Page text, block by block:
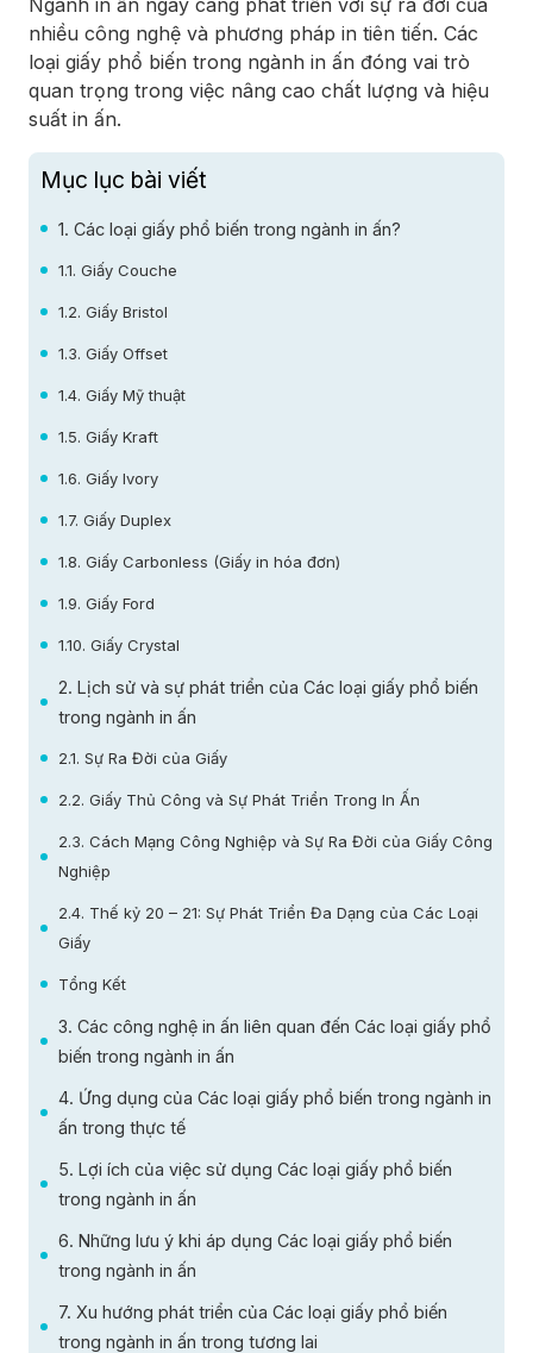
nhiều công nghệ và phương pháp in tiên tiến. Các
loại giấy phổ biến trong ngành in ấn đóng vai trò
quan trọng trong việc nâng cao chất lượng và hiệu
suất in ấn.
Mục lục bài viết
1. Các loại giấy phổ biến trong ngành in ấn?
1.1. Giấy Couche
1.2. Giấy Bristol
1.3. Giấy Offset
1.4. Giấy Mỹ thuật
1.5. Giấy Kraft
1.6. Giấy Ivory
1.7. Giấy Duplex
1.8. Giấy Carbonless (Giấy in hóa đơn)
1.9. Giấy Ford
1.10. Giấy Crystal
2. Lịch sử và sự phát triển của Các loại giấy phổ biến
trong ngành in ấn
2.1. Sự Ra Đời của Giấy
2.2. Giấy Thủ Công và Sự Phát Triển Trong In Ấn
2.3. Cách Mạng Công Nghiệp và Sự Ra Đời của Giấy Công
Nghiệp
2.4. Thế kỷ 20 – 21: Sự Phát Triển Đa Dạng của Các Loại
Giấy
Tổng Kết
3. Các công nghệ in ấn liên quan đến Các loại giấy phổ
biến trong ngành in ấn
4. Ứng dụng của Các loại giấy phổ biến trong ngành in
ấn trong thực tế
5. Lợi ích của việc sử dụng Các loại giấy phổ biến
trong ngành in ấn
6. Những lưu ý khi áp dụng Các loại giấy phổ biến
trong ngành in ấn
7. Xu hướng phát triển của Các loại giấy phổ biến
trong ngành in ấn trong tương lai